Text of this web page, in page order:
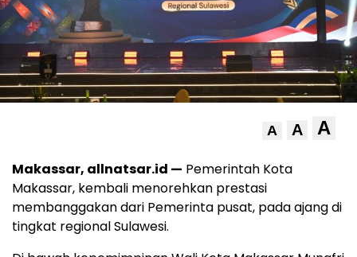
A A A
Makassar, allnatsar.id — Pemerintah Kota
Makassar, kembali menorehkan prestasi
membanggakan dari Pemerinta pusat, pada ajang di
tingkat regional Sulawesi.